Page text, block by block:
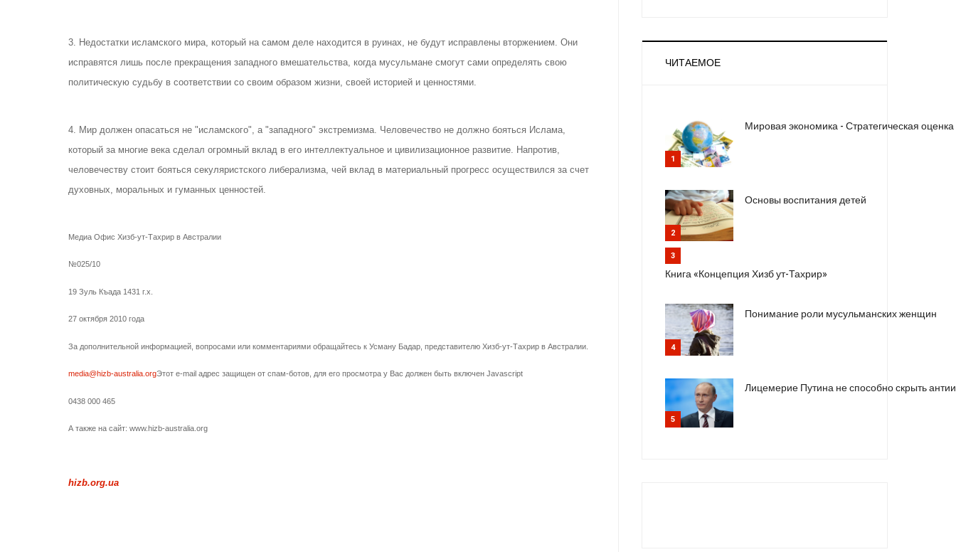
3. Недостатки исламского мира, который на самом деле находится в руинах, не будут исправлены вторжением. Они
исправятся лишь после прекращения западного вмешательства, когда мусульмане смогут сами определять свою
политическую судьбу в соответствии со своим образом жизни, своей историей и ценностями.
4. Мир должен опасаться не "исламского", а "западного" экстремизма. Человечество не должно бояться Ислама,
который за многие века сделал огромный вклад в его интеллектуальное и цивилизационное развитие. Напротив,
человечеству стоит бояться секуляристского либерализма, чей вклад в материальный прогресс осуществился за счет
духовных, моральных и гуманных ценностей.
Медиа Офис Хизб-ут-Тахрир в Австралии
№025/10
19 Зуль Къада 1431 г.х.
27 октября 2010 года
За дополнительной информацией, вопросами или комментариями обращайтесь к Усману Бадар, представителю Хизб-ут-Тахрир в Австралии.
media@hizb-australia.orgЭтот e-mail адрес защищен от спам-ботов, для его просмотра у Вас должен быть включен Javascript
0438 000 465
А также на сайт: www.hizb-australia.org
hizb.org.ua
ЧИТАЕМОЕ
1
Мировая экономика - Стратегическая
2
Основы воспитания детей
3
Книга «Концепция Хизб ут-Тахрир»
4
Понимание роли мусульманских женщин
5
Лицемерие Путина не способно скрыть